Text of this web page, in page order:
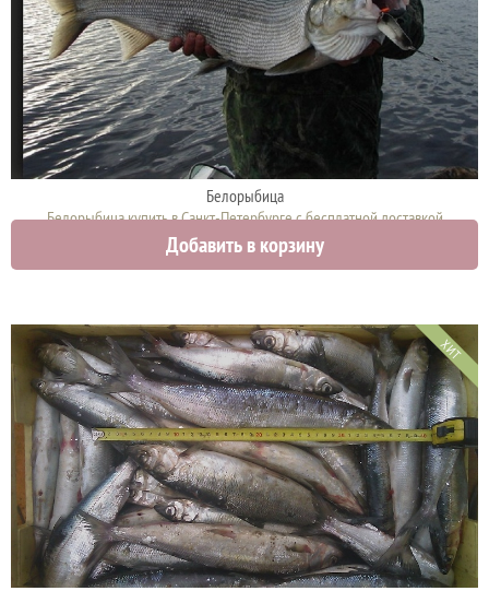
Белорыбица
Белорыбица купить в Санкт-Петербурге с бесплатной доставкой
2250 руб.
Добавить в корзину
ХИТ